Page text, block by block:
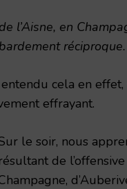
l’Aisne, en
réciproque.
cela en
effrayant.
le soir, nous
de